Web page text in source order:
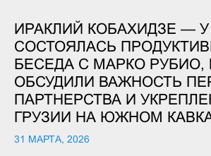
ИРАКЛИЙ КОБАХИДЗЕ —
СОСТОЯЛАСЬ
БЕСЕДА С МАРКО
ОБСУДИЛИ ВАЖНОСТЬ
ПАРТНЕРСТВА И
ГРУЗИИ НА ЮЖНОМ
31 МАРТА, 2026